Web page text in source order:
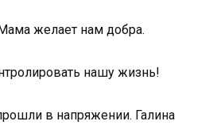
желает нам добра.
нашу жизнь!
в напряжении. Галина